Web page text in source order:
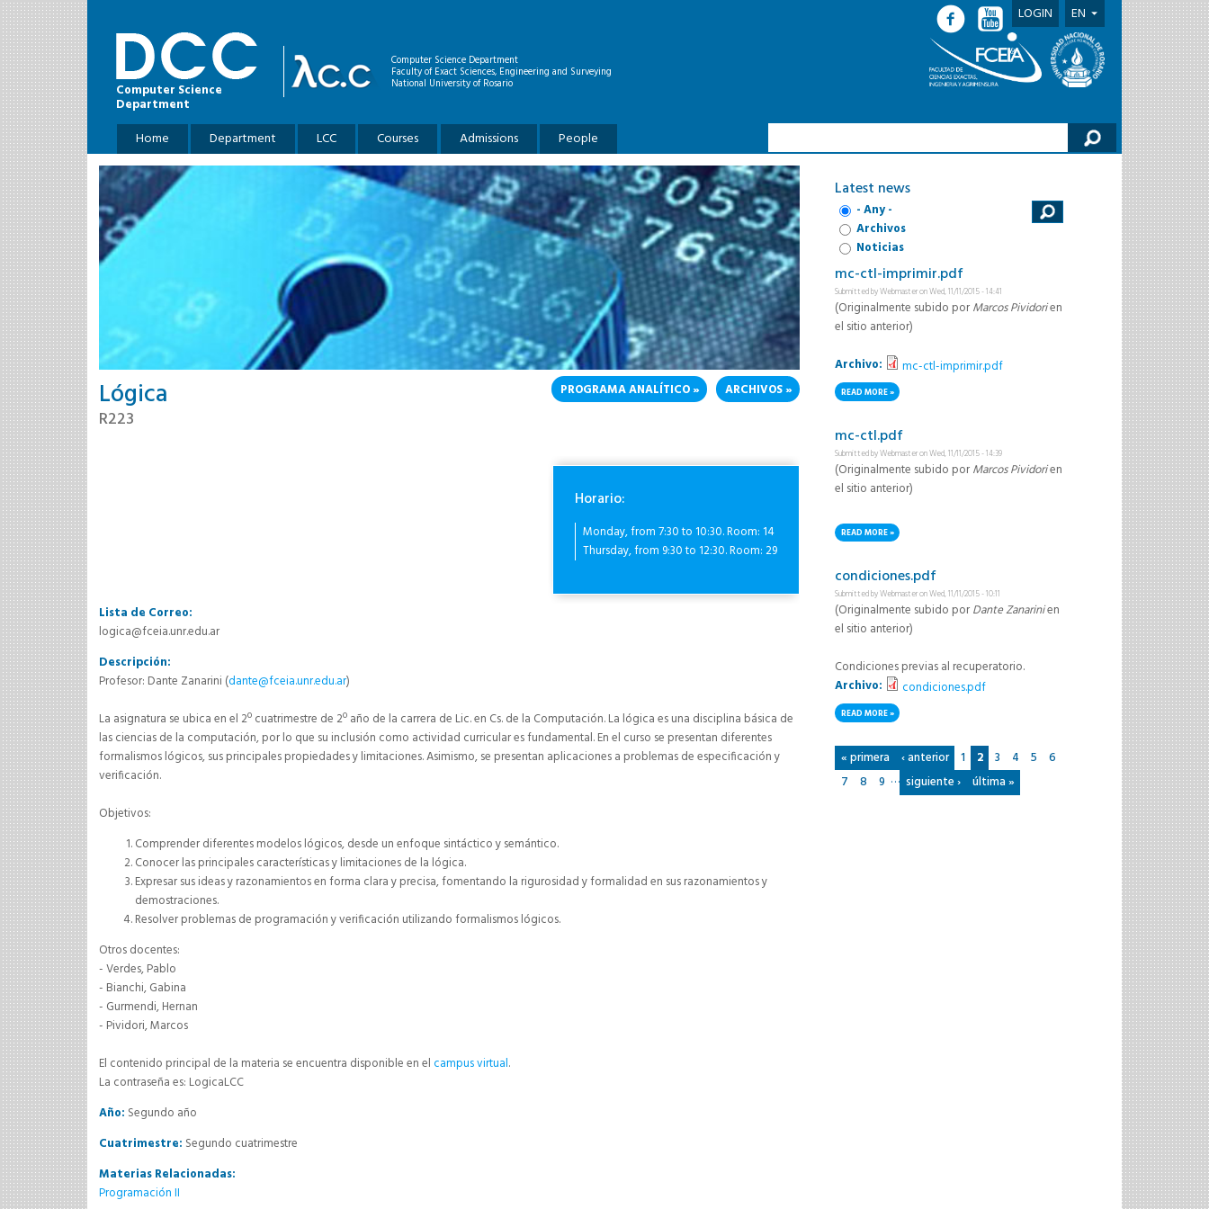
Skip to main content
Computer Science
Department
Computer Science Department
Faculty of Exact Sciences, Engineering and Surveying
National University of Rosario
Main menu
Home Department LCC Courses Admissions People
LOGIN EN
Lógica
R223
ARCHIVOS
PROGRAMA ANALÍTICO
Horario:
Monday, from 7:30 to 10:30. Room: 14
Thursday, from 9:30 to 12:30. Room: 29
Lista de Correo:
logica@fceia.unr.edu.ar
Descripción:
Profesor: Dante Zanarini (dante@fceia.unr.edu.ar)
La asignatura se ubica en el 2º cuatrimestre de 2º año de la carrera de Lic. en Cs. de la Computación. La lógica es una disciplina básica de
las ciencias de la computación, por lo que su inclusión como actividad curricular es fundamental. En el curso se presentan diferentes
formalismos lógicos, sus principales propiedades y limitaciones. Asimismo, se presentan aplicaciones a problemas de especificación y
verificación.
Objetivos:
Comprender diferentes modelos lógicos, desde un enfoque sintáctico y semántico.
Conocer las principales características y limitaciones de la lógica.
Expresar sus ideas y razonamientos en forma clara y precisa, fomentando la rigurosidad y formalidad en sus razonamientos y
demostraciones.
Resolver problemas de programación y verificación utilizando formalismos lógicos.
Otros docentes:
- Verdes, Pablo
- Bianchi, Gabina
- Gurmendi, Hernan
- Pividori, Marcos
El contenido principal de la materia se encuentra disponible en el campus virtual.
La contraseña es: LogicaLCC
Año: Segundo año
Cuatrimestre: Segundo cuatrimestre
Materias Relacionadas:
Programación II
Latest news
- Any -
Archivos
Noticias
mc-ctl-imprimir.pdf
Submitted byWebmasteron Wed, 11/11/2015 - 14:41
(Originalmente subido porMarcos Pividorien
el sitio anterior)
Archivo:
mc-ctl-imprimir.pdf
READ MOREABOUT MC-CTL-IMPRIMIR.PDF
mc-ctl.pdf
Submitted byWebmasteron Wed, 11/11/2015 - 14:39
(Originalmente subido porMarcos Pividorien
el sitio anterior)
READ MOREABOUT MC-CTL.PDF
condiciones.pdf
Submitted byWebmasteron Wed, 11/11/2015 - 10:11
(Originalmente subido porDante Zanarinien
el sitio anterior)
Condiciones previas al recuperatorio.
Archivo:
condiciones.pdf
READ MOREABOUT CONDICIONES.PDF
Pages
« primera ‹ anterior 1 2 3 4 5
6
7
8 9 … siguiente › última »